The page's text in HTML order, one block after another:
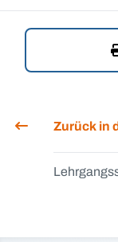
Zurück in